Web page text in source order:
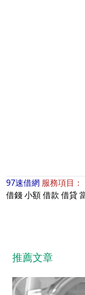
97速借網 服務項目：
借錢小額借款 借貸
推薦文章